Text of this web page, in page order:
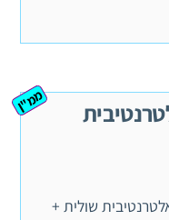
ממ"ן
שולית +